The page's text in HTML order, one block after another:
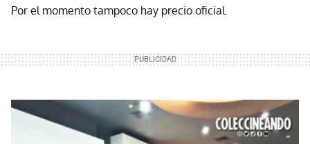
Por el momento tampoco hay precio oficial.